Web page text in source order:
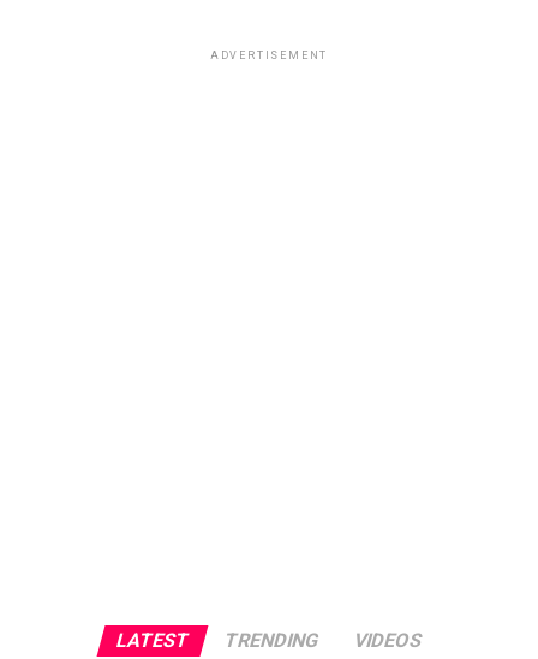
ADVERTISEMENT
LATEST TRENDING VIDEOS